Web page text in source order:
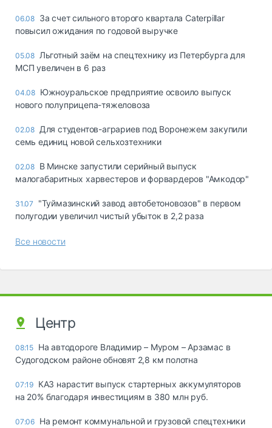
06.08 За счет сильного второго квартала Caterpillar
повысил ожидания по годовой выручке
05.08 Льготный заём на спецтехнику из Петербурга для
МСП увеличен в 6 раз
04.08 Южноуральское предприятие освоило выпуск
нового полуприцепа-тяжеловоза
02.08 Для студентов-аграриев под Воронежем закупили
семь единиц новой сельхозтехники
02.08 В Минске запустили серийный выпуск
малогабаритных харвестеров и форвардеров "Амкодор"
31.07
"Туймазинский завод автобетоновозов" в первом
полугодии увеличил чистый убыток в 2,2 раза
Все новости
Центр
08:15 На автодороге Владимир – Муром – Арзамас в
Судогодском районе обновят 2,8 км полотна
07:19 КАЗ нарастит выпуск стартерных аккумуляторов
на 20% благодаря инвестициям в 380 млн руб.
07:06 На ремонт коммунальной и грузовой спецтехники